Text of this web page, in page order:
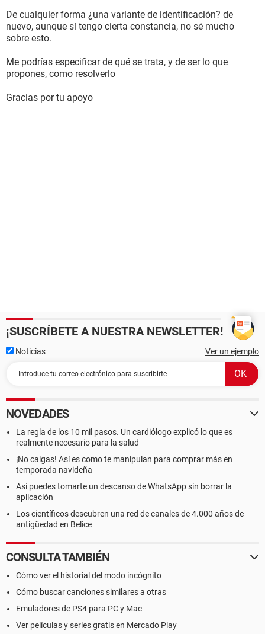
De cualquier forma ¿una variante de identificación? de
nuevo, aunque sí tengo cierta constancia, no sé mucho
sobre esto.
Me podrías especificar de qué se trata, y de ser lo que
propones, como resolverlo
Gracias por tu apoyo
¡SUSCRÍBETE A NUESTRA NEWSLETTER!
Noticias Ver un ejemplo
NOVEDADES
La regla de los 10 mil pasos. Un cardiólogo explicó lo que es
realmente necesario para la salud
¡No caigas! Así es como te manipulan para comprar más en
temporada navideña
Así puedes tomarte un descanso de WhatsApp sin borrar la
aplicación
Los científicos descubren una red de canales de 4.000 años de
antigüedad en Belice
CONSULTA TAMBIÉN
Cómo ver el historial del modo incógnito
Cómo buscar canciones similares a otras
Emuladores de PS4 para PC y Mac
Ver películas y series gratis en Mercado Play